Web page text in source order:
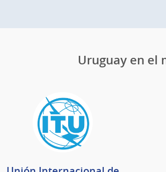
Uruguay en el